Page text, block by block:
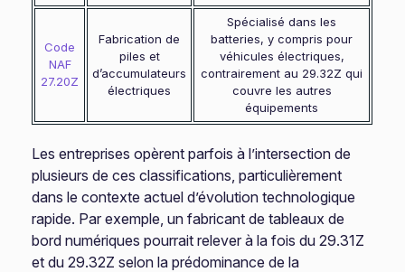
Code
NAF
27.20Z
Fabrication de
piles et
d’accumulateurs
électriques
Spécialisé dans les
batteries, y compris pour
véhicules électriques,
contrairement au 29.32Z qui
couvre les autres
équipements
Les entreprises opèrent parfois à l’intersection de
plusieurs de ces classifications, particulièrement
dans le contexte actuel d’évolution technologique
rapide. Par exemple, un fabricant de tableaux de
bord numériques pourrait relever à la fois du 29.31Z
et du 29.32Z selon la prédominance de la